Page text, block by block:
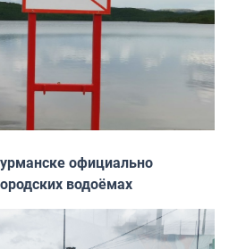
официально
водоёмах